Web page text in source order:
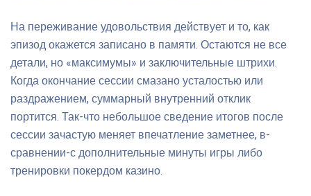
На переживание удовольствия действует и то, как
эпизод окажется записано в памяти. Остаются не все
детали, но «максимумы» и заключительные штрихи.
Когда окончание сессии смазано усталостью или
раздражением, суммарный внутренний отклик
портится. Так-что небольшое сведение итогов после
сессии зачастую меняет впечатление заметнее, в-
сравнении-с дополнительные минуты игры либо
тренировки покердом казино.